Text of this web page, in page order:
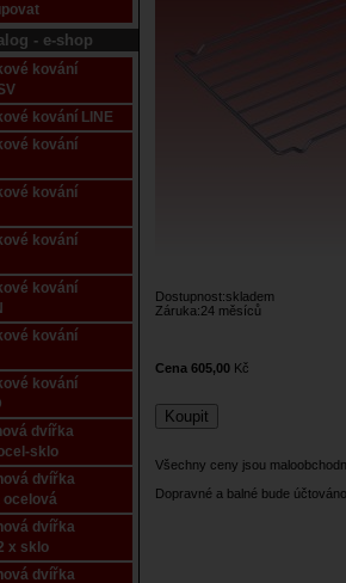
- e-shop
kování
kování LINE
kování
kování
kování
kování
kování
kování
dvířka
sklo
dvířka
ocelová
dvířka
x sklo
dvířka
Dostupnost:skladem
Záruka:24 měsíců
Cena 605,00 Kč
Všechny ceny jsou
Dopravné a balné bude